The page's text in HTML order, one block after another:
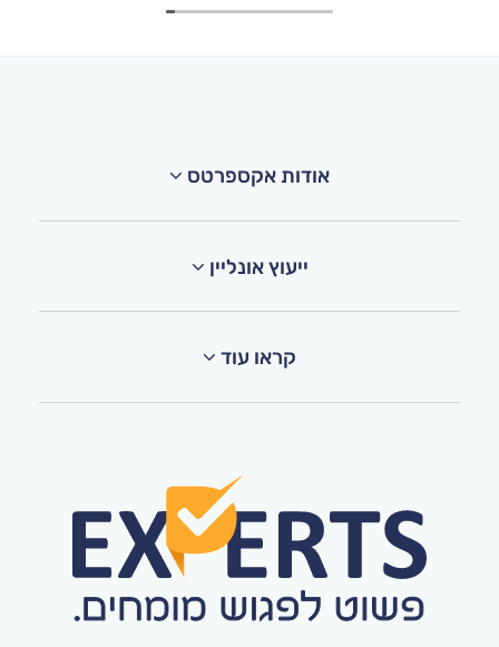
אודות אקספרטס
ייעוץ אונליין
קראו עוד